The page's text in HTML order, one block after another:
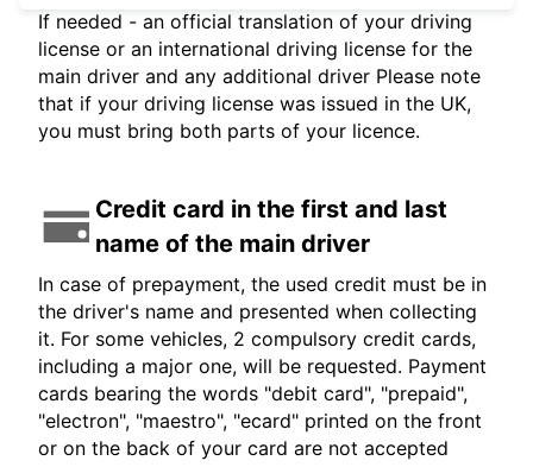
If needed - an official translation of your driving
license or an international driving license for the
main driver and any additional driver Please note
that if your driving license was issued in the UK,
you must bring both parts of your licence.
Credit card in the first and last
name of the main driver
In case of prepayment, the used credit must be in
the driver's name and presented when collecting
it. For some vehicles, 2 compulsory credit cards,
including a major one, will be requested. Payment
cards bearing the words "debit card", "prepaid",
"electron", "maestro", "ecard" printed on the front
or on the back of your card are not accepted